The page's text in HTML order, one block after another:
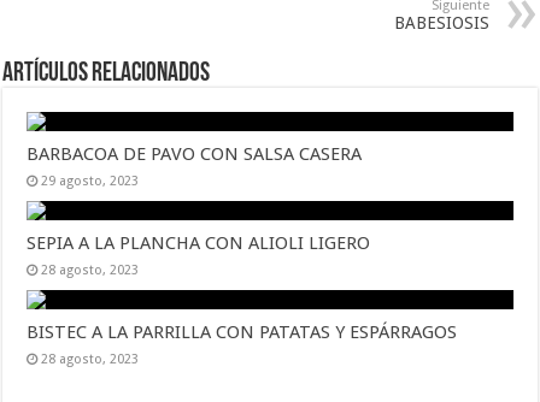
Siguiente
BABESIOSIS
Artículos Relacionados
BARBACOA DE PAVO CON SALSA CASERA
29 agosto, 2023
SEPIA A LA PLANCHA CON ALIOLI LIGERO
28 agosto, 2023
BISTEC A LA PARRILLA CON PATATAS Y ESPÁRRAGOS
28 agosto, 2023